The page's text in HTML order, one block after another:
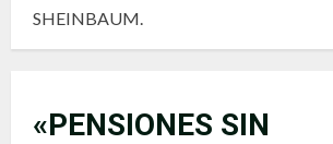
SHEINBAUM.
«PENSIONES SIN